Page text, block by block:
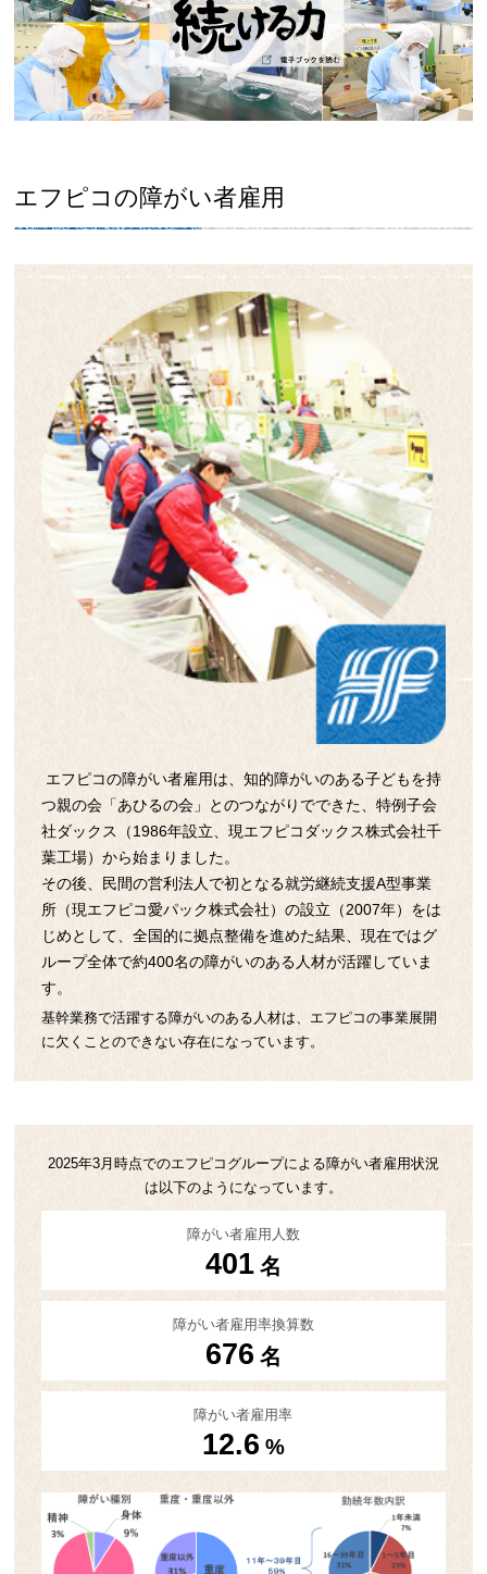
エフピコの障がい者雇用
エフピコの障がい者雇用は、知的障がいのある子どもを持
つ親の会「あひるの会」とのつながりでできた、特例子会
社ダックス（1986年設立、現エフピコダックス株式会社千
葉工場）から始まりました。
その後、民間の営利法人で初となる就労継続支援A型事業
所（現エフピコ愛パック株式会社）の設立（2007年）をは
じめとして、全国的に拠点整備を進めた結果、現在ではグ
ループ全体で約400名の障がいのある人材が活躍していま
す。
基幹業務で活躍する障がいのある人材は、エフピコの事業展開
に欠くことのできない存在になっています。
2025年3月時点でのエフピコグループによる障がい者雇用状況
は以下のようになっています。
障がい者雇用人数
401 名
障がい者雇用率換算数
676 名
障がい者雇用率
12.6 %